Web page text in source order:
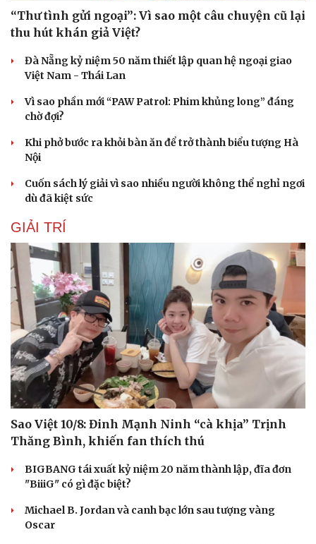
“Thư tình gửi ngoại”: Vì sao một câu chuyện cũ lại
thu hút khán giả Việt?
Đà Nẵng kỷ niệm 50 năm thiết lập quan hệ ngoại giao
Việt Nam - Thái Lan
Vì sao phần mới “PAW Patrol: Phim khủng long” đáng
chờ đợi?
Khi phở bước ra khỏi bàn ăn để trở thành biểu tượng Hà
Nội
Cuốn sách lý giải vì sao nhiều người không thể nghỉ ngơi
dù đã kiệt sức
GIẢI TRÍ
Sao Việt 10/8: Đinh Mạnh Ninh “cà khịa” Trịnh
Thăng Bình, khiến fan thích thú
BIGBANG tái xuất kỷ niệm 20 năm thành lập, đĩa đơn
"BiiiG" có gì đặc biệt?
Michael B. Jordan và canh bạc lớn sau tượng vàng
Oscar